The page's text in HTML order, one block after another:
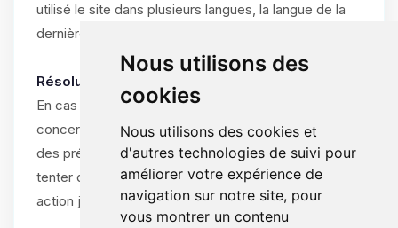
Nous utilisons des
cookies
Nous utilisons des cookies et
d'autres technologies de suivi pour
améliorer votre expérience de
navigation sur notre site, pour
vous montrer un contenu
utilisé le site dans plusieurs langues, la langue de la
dernière commande validée prévaut.
Résolution amiable obligatoire :
En cas de différend entre le Client et ByteLogic
concernant l’interprétation, l’exécution ou la résiliation
des présentes CGV/CGU, les parties s’engagent à
tenter de résoudre le litige à l’amiable avant toute
action judiciaire.